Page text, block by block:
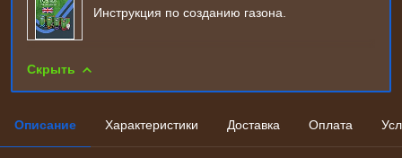
Инструкция по созданию газона.
Скрыть
Описание Характеристики Доставка Оплата